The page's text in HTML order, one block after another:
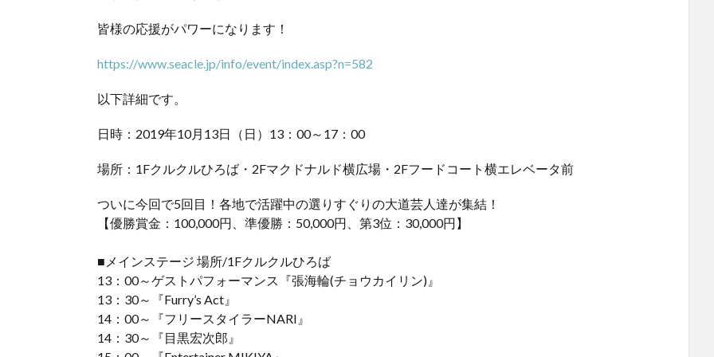
皆様の応援がパワーになります！
https://www.seacle.jp/info/event/index.asp?n=582
以下詳細です。
日時：2019年10月13日（日）13：00～17：00
場所：1Fクルクルひろば・2Fマクドナルド横広場・2Fフードコート横エレベータ前
ついに今回で5回目！各地で活躍中の選りすぐりの大道芸人達が集結！
【優勝賞金：100,000円、準優勝：50,000円、第3位：30,000円】
■メインステージ 場所/1Fクルクルひろば
13：00～ゲストパフォーマンス『張海輪(チョウカイリン)』
13：30～『Furry’s Act』
14：00～『フリースタイラーNARI』
14：30～『目黒宏次郎』